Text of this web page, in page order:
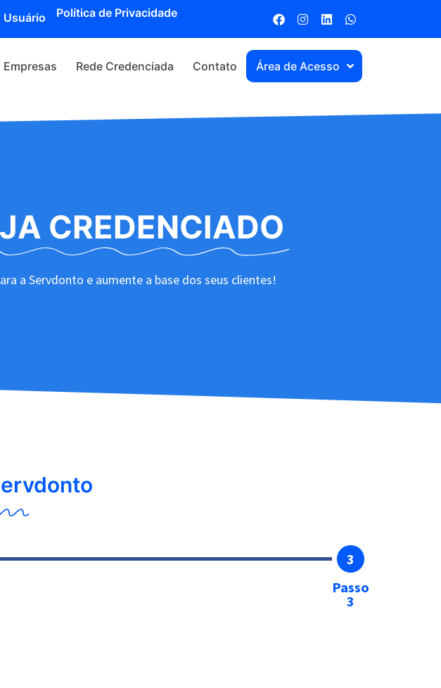
Usuário Política de Privacidade
Empresas Rede Credenciada Contato Área de Acesso
CREDENCIADO
a Servdonto e aumente a base dos seus clientes!
3
Passo
3